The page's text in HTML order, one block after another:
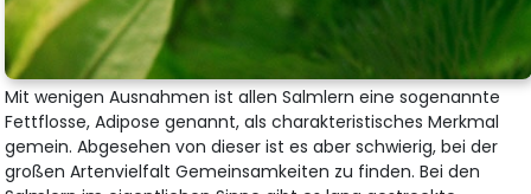
Mit wenigen Ausnahmen ist allen Salmlern eine sogenannte
Fettflosse, Adipose genannt, als charakteristisches Merkmal
gemein. Abgesehen von dieser ist es aber schwierig, bei der
großen Artenvielfalt Gemeinsamkeiten zu finden. Bei den